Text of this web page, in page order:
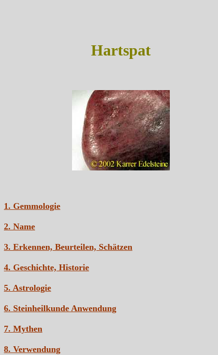
Hartspat
1. Gemmologie
2. Name
3. Erkennen, Beurteilen, Schätzen
4. Geschichte, Historie
5. Astrologie
6. Steinheilkunde Anwendung
7. Mythen
8. Verwendung